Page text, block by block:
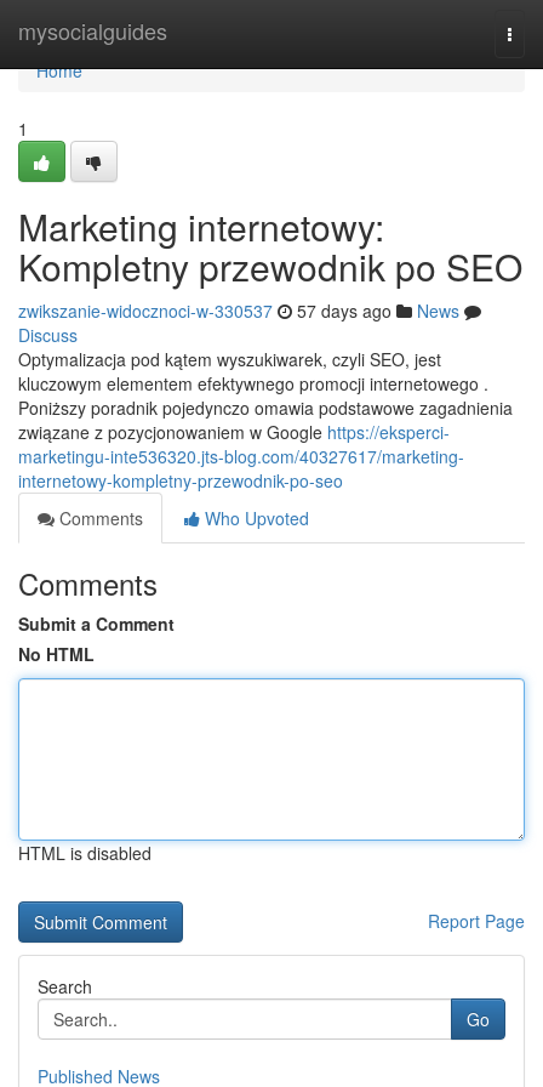
mysocialguides
Home
Home
1
Marketing internetowy:
Kompletny przewodnik po SEO
zwikszanie-widocznoci-w-330537 57 days ago
News
Discuss
Optymalizacja pod kątem wyszukiwarek, czyli SEO, jest
kluczowym elementem efektywnego promocji internetowego .
Poniższy poradnik pojedynczo omawia podstawowe zagadnienia
związane z pozycjonowaniem w Google https://eksperci-
marketingu-inte536320.jts-blog.com/40327617/marketing-
internetowy-kompletny-przewodnik-po-seo
Comments
Who Upvoted
Comments
Submit a Comment
No HTML
HTML is disabled
Report Page
Search
Go
Published News